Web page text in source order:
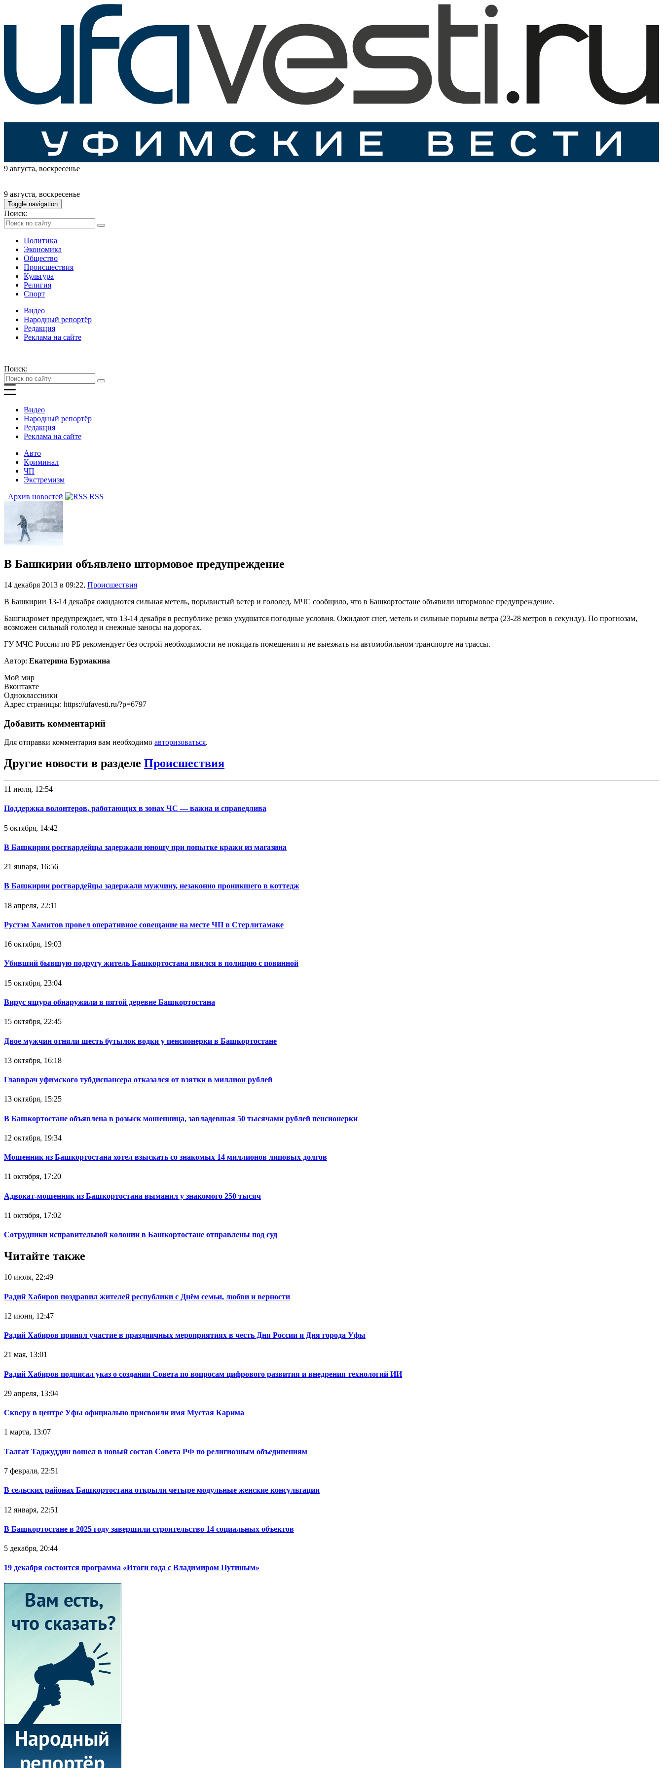
9 августа, воскресенье
9 августа, воскресенье
Toggle navigation
Поиск:
Политика
Экономика
Общество
Происшествия
Культура
Религия
Спорт
Видео
Народный репортёр
Редакция
Реклама на сайте
Поиск:
Видео
Народный репортёр
Редакция
Реклама на сайте
Авто
Криминал
ЧП
Экстремизм
Архив новостей
RSS
В Башкирии объявлено штормовое предупреждение
14 декабря 2013 в 09:22, Происшествия
В Башкирии 13-14 декабря ожидаются сильная метель, порывистый ветер и гололед. МЧС сообщило, что в Башкортостане объявили штормовое предупреждение.
Башгидромет предупреждает, что 13-14 декабря в республике резко ухудшатся погодные условия. Ожидают снег, метель и сильные порывы ветра (23-28 метров в секунду). По прогнозам,
возможен сильный гололед и снежные заносы на дорогах.
ГУ МЧС России по РБ рекомендует без острой необходимости не покидать помещения и не выезжать на автомобильном транспорте на трассы.
Автор: Екатерина Бурмакина
Мой мир
Вконтакте
Одноклассники
Адрес страницы: https://ufavesti.ru/?p=6797
Добавить комментарий
Для отправки комментария вам необходимо авторизоваться.
Другие новости в разделе Происшествия
11 июля, 12:54
Поддержка волонтеров, работающих в зонах ЧС — важна и справедлива
5 октября, 14:42
В Башкирии росгвардейцы задержали юношу при попытке кражи из магазина
21 января, 16:56
В Башкирии росгвардейцы задержали мужчину, незаконно проникшего в коттедж
18 апреля, 22:11
Рустэм Хамитов провел оперативное совещание на месте ЧП в Стерлитамаке
16 октября, 19:03
Убивший бывшую подругу житель Башкортостана явился в полицию с повинной
15 октября, 23:04
Вирус ящура обнаружили в пятой деревне Башкортостана
15 октября, 22:45
Двое мужчин отняли шесть бутылок водки у пенсионерки в Башкортостане
13 октября, 16:18
Главврач уфимского тубдиспансера отказался от взятки в миллион рублей
13 октября, 15:25
В Башкортостане объявлена в розыск мошенница, завладевшая 50 тысячами рублей пенсионерки
12 октября, 19:34
Мошенник из Башкортостана хотел взыскать со знакомых 14 миллионов липовых долгов
11 октября, 17:20
Адвокат-мошенник из Башкортостана выманил у знакомого 250 тысяч
11 октября, 17:02
Сотрудники исправительной колонии в Башкортостане отправлены под суд
Читайте также
10 июля, 22:49
Радий Хабиров поздравил жителей республики с Днём семьи, любви и верности
12 июня, 12:47
Радий Хабиров принял участие в праздничных мероприятиях в честь Дня России и Дня города Уфы
21 мая, 13:01
Радий Хабиров подписал указ о создании Совета по вопросам цифрового развития и внедрения технологий ИИ
29 апреля, 13:04
Скверу в центре Уфы официально присвоили имя Мустая Карима
1 марта, 13:07
Талгат Таджуддин вошел в новый состав Совета РФ по религиозным объединениям
7 февраля, 22:51
В сельских районах Башкортостана открыли четыре модульные женские консультации
12 января, 22:51
В Башкортостане в 2025 году завершили строительство 14 социальных объектов
5 декабря, 20:44
19 декабря состоится программа «Итоги года с Владимиром Путиным»